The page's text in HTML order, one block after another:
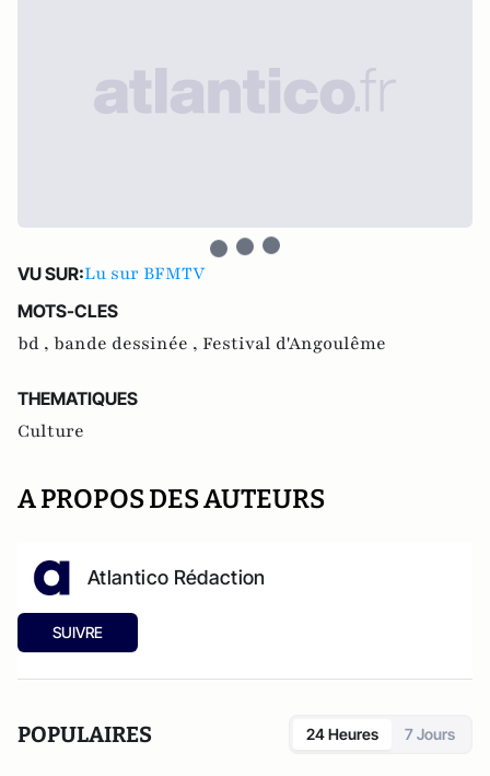
VU SUR:Lu sur BFMTV
MOTS-CLES
bd , bande dessinée , Festival d'Angoulême
THEMATIQUES
Culture
A PROPOS DES AUTEURS
Atlantico Rédaction
SUIVRE
POPULAIRES 24 Heures 7 Jours